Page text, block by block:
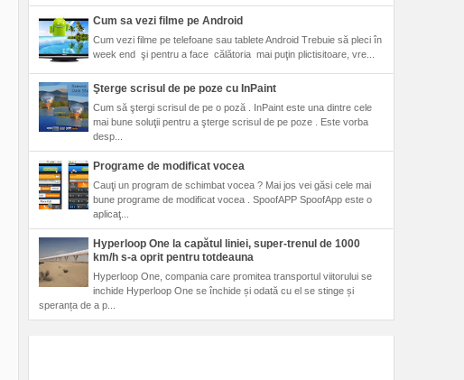
Cum sa vezi filme pe Android
Cum vezi filme pe telefoane sau tablete Android Trebuie să pleci în
week end şi pentru a face călătoria mai puţin plictisitoare, vre...
Şterge scrisul de pe poze cu InPaint
Cum să ştergi scrisul de pe o poză . InPaint este una dintre cele
mai bune soluţii pentru a şterge scrisul de pe poze . Este vorba
desp...
Programe de modificat vocea
Cauţi un program de schimbat vocea ? Mai jos vei găsi cele mai
bune programe de modificat vocea . SpoofAPP SpoofApp este o
aplicaţ...
Hyperloop One la capătul liniei, super-trenul de 1000
km/h s-a oprit pentru totdeauna
Hyperloop One, compania care promitea transportul viitorului se
inchide Hyperloop One se închide și odată cu el se stinge și
speranța de a p...